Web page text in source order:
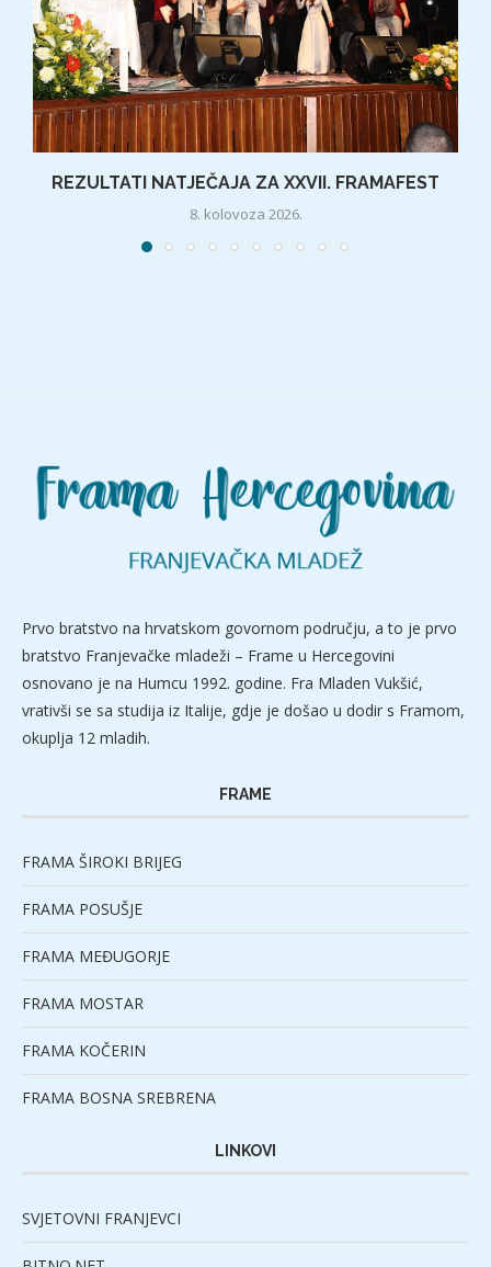
REZULTATI NATJEČAJA ZA XXVII. FRAMAFEST
8. kolovoza 2026.
Prvo bratstvo na hrvatskom govornom području, a to je prvo
bratstvo Franjevačke mladeži – Frame u Hercegovini
osnovano je na Humcu 1992. godine. Fra Mladen Vukšić,
vrativši se sa studija iz Italije, gdje je došao u dodir s Framom,
okuplja 12 mladih.
FRAME
FRAMA ŠIROKI BRIJEG
FRAMA POSUŠJE
FRAMA MEĐUGORJE
FRAMA MOSTAR
FRAMA KOČERIN
FRAMA BOSNA SREBRENA
LINKOVI
SVJETOVNI FRANJEVCI